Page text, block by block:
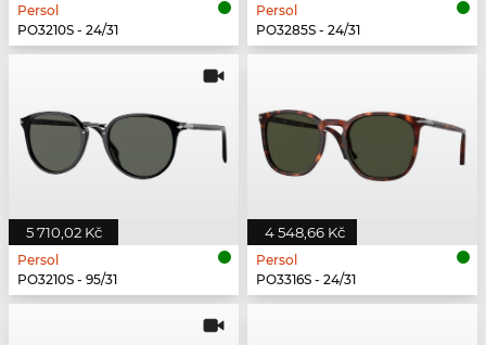
Persol
PO3210S - 24/31
Persol
PO3285S - 24/31
5 710,02 Kč
Persol
PO3210S - 95/31
4 548,66 Kč
Persol
PO3316S - 24/31